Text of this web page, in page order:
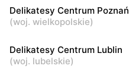
Warszawa, ul. Dzieci
Warszawy 40a
Raszyn, ul. Pruszkowska 52
Delikatesy Centrum Poznań
(woj. wielkopolskie)
Delikatesy Centrum Lublin
(woj. lubelskie)